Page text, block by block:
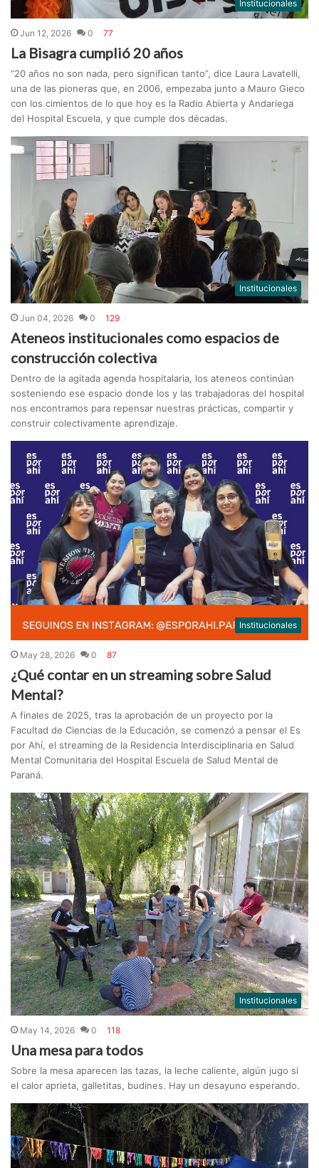
Institucionales
Jun 12, 2026 0 77
La Bisagra cumplió 20 años
“20 años no son nada, pero significan tanto”, dice Laura Lavatelli,
una de las pioneras que, en 2006, empezaba junto a Mauro Gieco
con los cimientos de lo que hoy es la Radio Abierta y Andariega
del Hospital Escuela, y que cumple dos décadas.
Institucionales
Jun 04, 2026 0 129
Ateneos institucionales como espacios de
construcción colectiva
Dentro de la agitada agenda hospitalaria, los ateneos continúan
sosteniendo ese espacio donde los y las trabajadoras del hospital
nos encontramos para repensar nuestras prácticas, compartir y
construir colectivamente aprendizaje.
Institucionales
May 28, 2026 0 87
¿Qué contar en un streaming sobre Salud
Mental?
A finales de 2025, tras la aprobación de un proyecto por la
Facultad de Ciencias de la Educación, se comenzó a pensar el Es
por Ahí, el streaming de la Residencia Interdisciplinaria en Salud
Mental Comunitaria del Hospital Escuela de Salud Mental de
Paraná.
Institucionales
May 14, 2026 0 118
Una mesa para todos
Sobre la mesa aparecen las tazas, la leche caliente, algún jugo si
el calor aprieta, galletitas, budines. Hay un desayuno esperando.